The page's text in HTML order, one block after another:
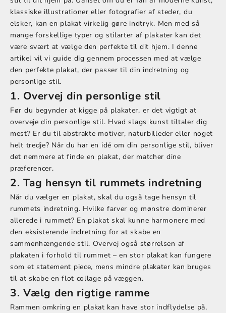
klassiske illustrationer eller fotografier af steder, du
elsker, kan en plakat virkelig gøre indtryk. Men med så
mange forskellige typer og stilarter af plakater kan det
være svært at vælge den perfekte til dit hjem. I denne
artikel vil vi guide dig gennem processen med at vælge
den perfekte plakat, der passer til din indretning og
personlige stil.
1. Overvej din personlige stil
Før du begynder at kigge på plakater, er det vigtigt at
overveje din personlige stil. Hvad slags kunst tiltaler dig
mest? Er du til abstrakte motiver, naturbilleder eller noget
helt tredje? Når du har en idé om din personlige stil, bliver
det nemmere at finde en plakat, der matcher dine
præferencer.
2. Tag hensyn til rummets indretning
Når du vælger en plakat, skal du også tage hensyn til
rummets indretning. Hvilke farver og mønstre dominerer
allerede i rummet? En plakat skal kunne harmonere med
den eksisterende indretning for at skabe en
sammenhængende stil. Overvej også størrelsen af
plakaten i forhold til rummet – en stor plakat kan fungere
som et statement piece, mens mindre plakater kan bruges
til at skabe en flot collage på væggen.
3. Vælg den rigtige ramme
Rammen omkring en plakat kan have stor indflydelse på,